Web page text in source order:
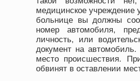
медицинское учреждение
больнице вы должны
номер автомобиля,
личность, или
документ на
место происшествия.
обвинят в оставлении